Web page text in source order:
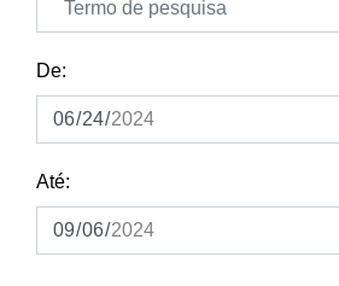
De:
Até: